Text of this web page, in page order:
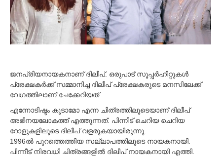
2
0
2
ജനപ്രിയനായകനാണ് ദിലീപ്. ഒരുപാട് സൂപ്പര്‍ഹിറ്റുകള്‍
പ്രേക്ഷകര്‍ക്ക് സമ്മാനിച്ച ദിലീപ് പ്രേക്ഷകരുടെ മനസിലേക്ക്
വേഗത്തിലാണ് ചേക്കേറിയത്.
എന്നോടിഷ്ടം കൂടാമോ എന്ന ചിത്രത്തിലൂടെയാണ് ദിലീപ്
അഭിനയലോകത്ത് എത്തുന്നത്. പിന്നീട് ചെറിയ ചെറിയ
റോളുകളിലൂടെ ദിലീപ് വളരുകയായിരുന്നു.
1996ല്‍ പുറത്തെത്തിയ സല്ലാപത്തിലൂടെ നായകനായി.
പിന്നീട് നിരവധി ചിത്രങ്ങളില്‍ ദിലീപ് നായകനായി എത്തി.